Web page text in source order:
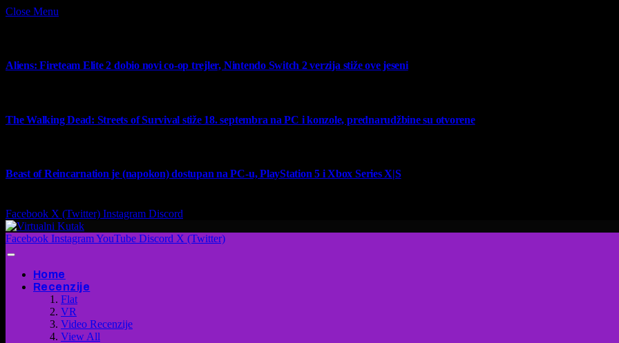
Close Menu
Aliens: Fireteam Elite 2 dobio novi co-op trejler, Nintendo Switch 2 verzija stiže ove jeseni
The Walking Dead: Streets of Survival stiže 18. septembra na PC i konzole, prednarudžbine su otvorene
Beast of Reincarnation je (napokon) dostupan na PC-u, PlayStation 5 i Xbox Series X|S
Facebook X (Twitter) Instagram Discord
Facebook InstagramYouTube Discord X (Twitter)
Home
Recenzije
Flat
VR
Video Recenzije
View All